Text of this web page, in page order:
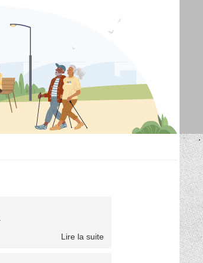
Lire la suite